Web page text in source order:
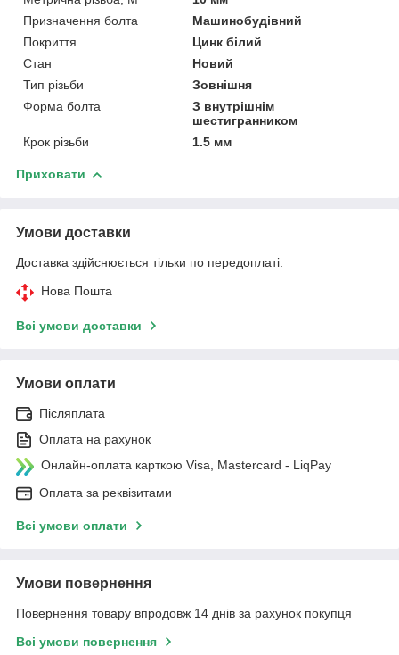
Призначення болта
Машинобудівний
Покриття
Цинк білий
Стан
Новий
Тип різьби
Зовнішня
Форма болта
З внутрішнім
шестигранником
Крок різьби
1.5 мм
Приховати
Умови доставки
Доставка здійснюється тільки по передоплаті.
Нова Пошта
Всі умови доставки
Умови оплати
Післяплата
Оплата на рахунок
Онлайн-оплата карткою Visa, Mastercard - LiqPay
Оплата за реквізитами
Всі умови оплати
Умови повернення
Повернення товару впродовж 14 днів за рахунок покупця
Всі умови повернення